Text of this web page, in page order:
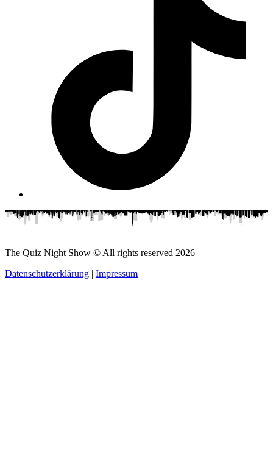
The Quiz Night Show © All rights reserved 2026
Datenschutzerklärung | Impressum